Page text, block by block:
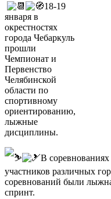
18-19
января в
окрестностях
города Чебаркуль
прошли
Чемпионат и
Первенство
Челябинской
области по
спортивному
ориентированию,
лыжные
дисциплины.
В соревнованиях
участников различных
соревнований были
спринт.